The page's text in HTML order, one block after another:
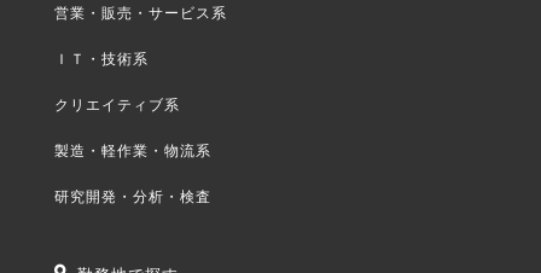
営業・販売・サービス系
ＩＴ・技術系
クリエイティブ系
製造・軽作業・物流系
研究開発・分析・検査